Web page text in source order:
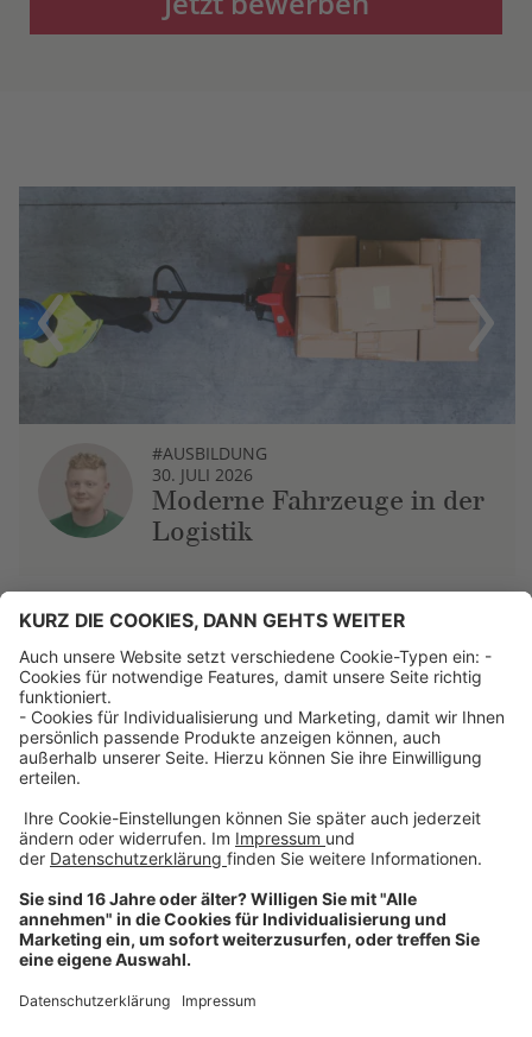
Previous
#AUSBILDUNG
30. JULI 2026
Moderne Fahrzeuge in der
Logistik
Next
Über uns
Dehner Unternehmen
Jobs bei Dehner